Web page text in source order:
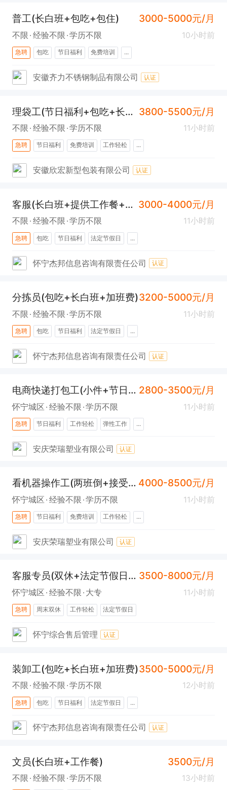
普工(长白班+包吃+包住) 3000-5000元/月
不限 经验不限 学历不限 10小时前
急聘 包吃 节日福利 免费培训 ...
安徽齐力不锈钢制品有限公司 认证
理袋工(节日福利+包吃+长白班) 3800-5500元/月
不限 经验不限 学历不限 11小时前
急聘 节日福利 免费培训 工作轻松 ...
安徽欣宏新型包装有限公司 认证
客服(长白班+提供工作餐+节日福利) 3000-4000元/月
不限 经验不限 学历不限 11小时前
急聘 包吃 节日福利 法定节假日 ...
怀宁杰邦信息咨询有限责任公司 认证
分拣员(包吃+长白班+加班费)3200-5000元/月
不限 经验不限 学历不限 11小时前
急聘 包吃 节日福利 法定节假日 ...
怀宁杰邦信息咨询有限责任公司 认证
电商快递打包工(小件+节日福利) 2800-3500元/月
怀宁城区 经验不限 学历不限 11小时前
急聘 节日福利 工作轻松 弹性工作 ...
安庆荣瑞塑业有限公司 认证
看机器操作工(两班倒+接受无经验) 4000-8500元/月
怀宁城区 经验不限 学历不限 11小时前
急聘 节日福利 免费培训 工作轻松 ...
安庆荣瑞塑业有限公司 认证
客服专员(双休+法定节假日+晋升空间) 3500-8000元/月
怀宁城区 经验不限 大专 11小时前
急聘 周末双休 工作轻松 法定节假日
怀宁综合售后管理 认证
装卸工(包吃+长白班+加班费)3500-5000元/月
不限 经验不限 学历不限 12小时前
急聘 包吃 节日福利 法定节假日 ...
怀宁杰邦信息咨询有限责任公司 认证
文员(长白班+工作餐) 3500元/月
不限 经验不限 学历不限 13小时前